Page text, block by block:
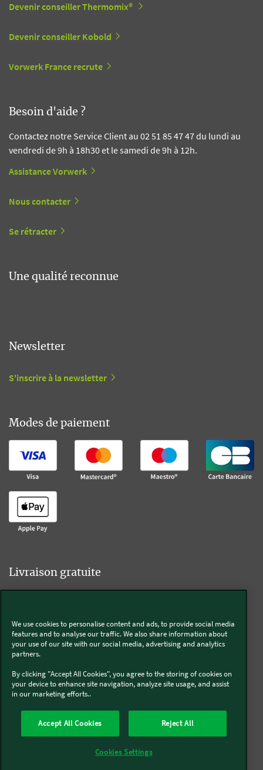
Devenir conseiller Thermomix®
Devenir conseiller Kobold
Vorwerk France recrute
Besoin d'aide ?
Contactez notre Service Client au 02 51 85 47 47 du lundi au
vendredi de 9h à 18h30 et le samedi de 9h à 12h.
Assistance Vorwerk
Nous contacter
Se rétracter
Une qualité reconnue
Newsletter
S'inscrire à la newsletter
Modes de paiement
Livraison gratuite
Livraison offerte sur l'e-shop dès 55€ d'achat.
Kobold
We use cookies to personalise content and ads, to provide social media
features and to analyse our traffic. We also share information about
your use of our site with our social media, advertising and analytics
partners.
By clicking "Accept All Cookies", you agree to the storing of cookies on
your device to enhance site navigation, analyze site usage, and assist
in our marketing efforts..
Accept All Cookies Reject All
Cookies Settings